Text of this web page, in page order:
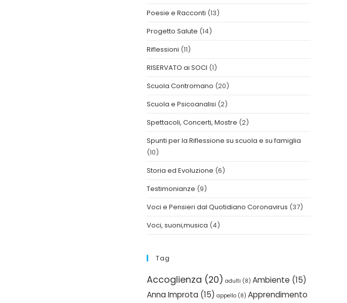
Poesie e Racconti (13)
Progetto Salute (14)
Riflessioni (11)
RISERVATO ai SOCI (1)
Scuola Contromano (20)
Scuola e Psicoanalisi (2)
Spettacoli, Concerti, Mostre (2)
Spunti per la Riflessione su scuola e su famiglia
(10)
Storia ed Evoluzione (6)
Testimonianze (9)
Voci e Pensieri dal Quotidiano Coronavirus (37)
Voci, suoni,musica (4)
Tag
Accoglienza (20) adulti (8) Ambiente (15)
Anna Improta (15) appello (8) Apprendimento